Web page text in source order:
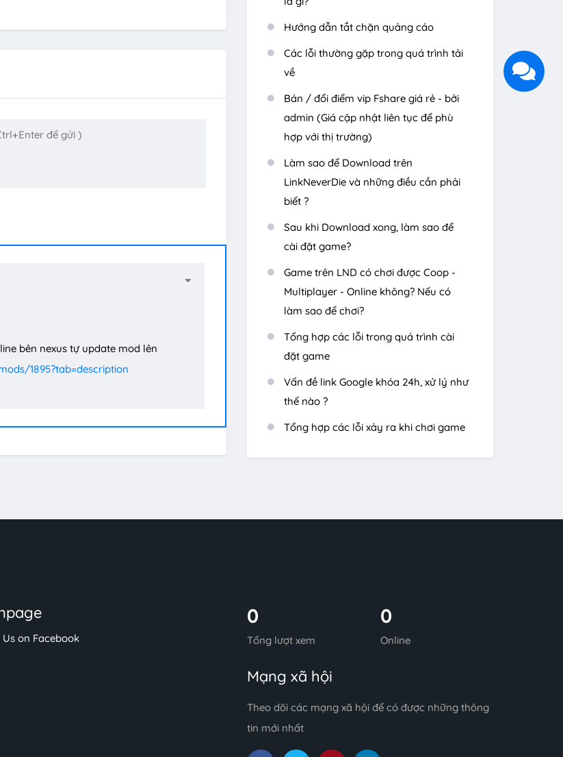
bên nexus tự update mod lên
1895?tab=description
Hướng dẫn tắt chặn quảng cáo
Các lỗi thường gặp trong quá trình tải
về
Bán / đổi điểm vip Fshare giá rẻ - bởi
admin (Giá cập nhật liên tục để phù
hợp với thị trường)
Làm sao để Download trên
LinkNeverDie và những điều cần phải
biết ?
Sau khi Download xong, làm sao để
cài đặt game?
Game trên LND có chơi được Coop -
Multiplayer - Online không? Nếu có
làm sao để chơi?
Tổng hợp các lỗi trong quá trình cài
đặt game
Vấn đề link Google khóa 24h, xử lý như
thế nào ?
Tổng hợp các lỗi xảy ra khi chơi game
Us on Facebook
0
Tổng lượt xem
0
Online
Mạng xã hội
Theo dõi các mạng xã hội để có được những thông
tin mới nhất